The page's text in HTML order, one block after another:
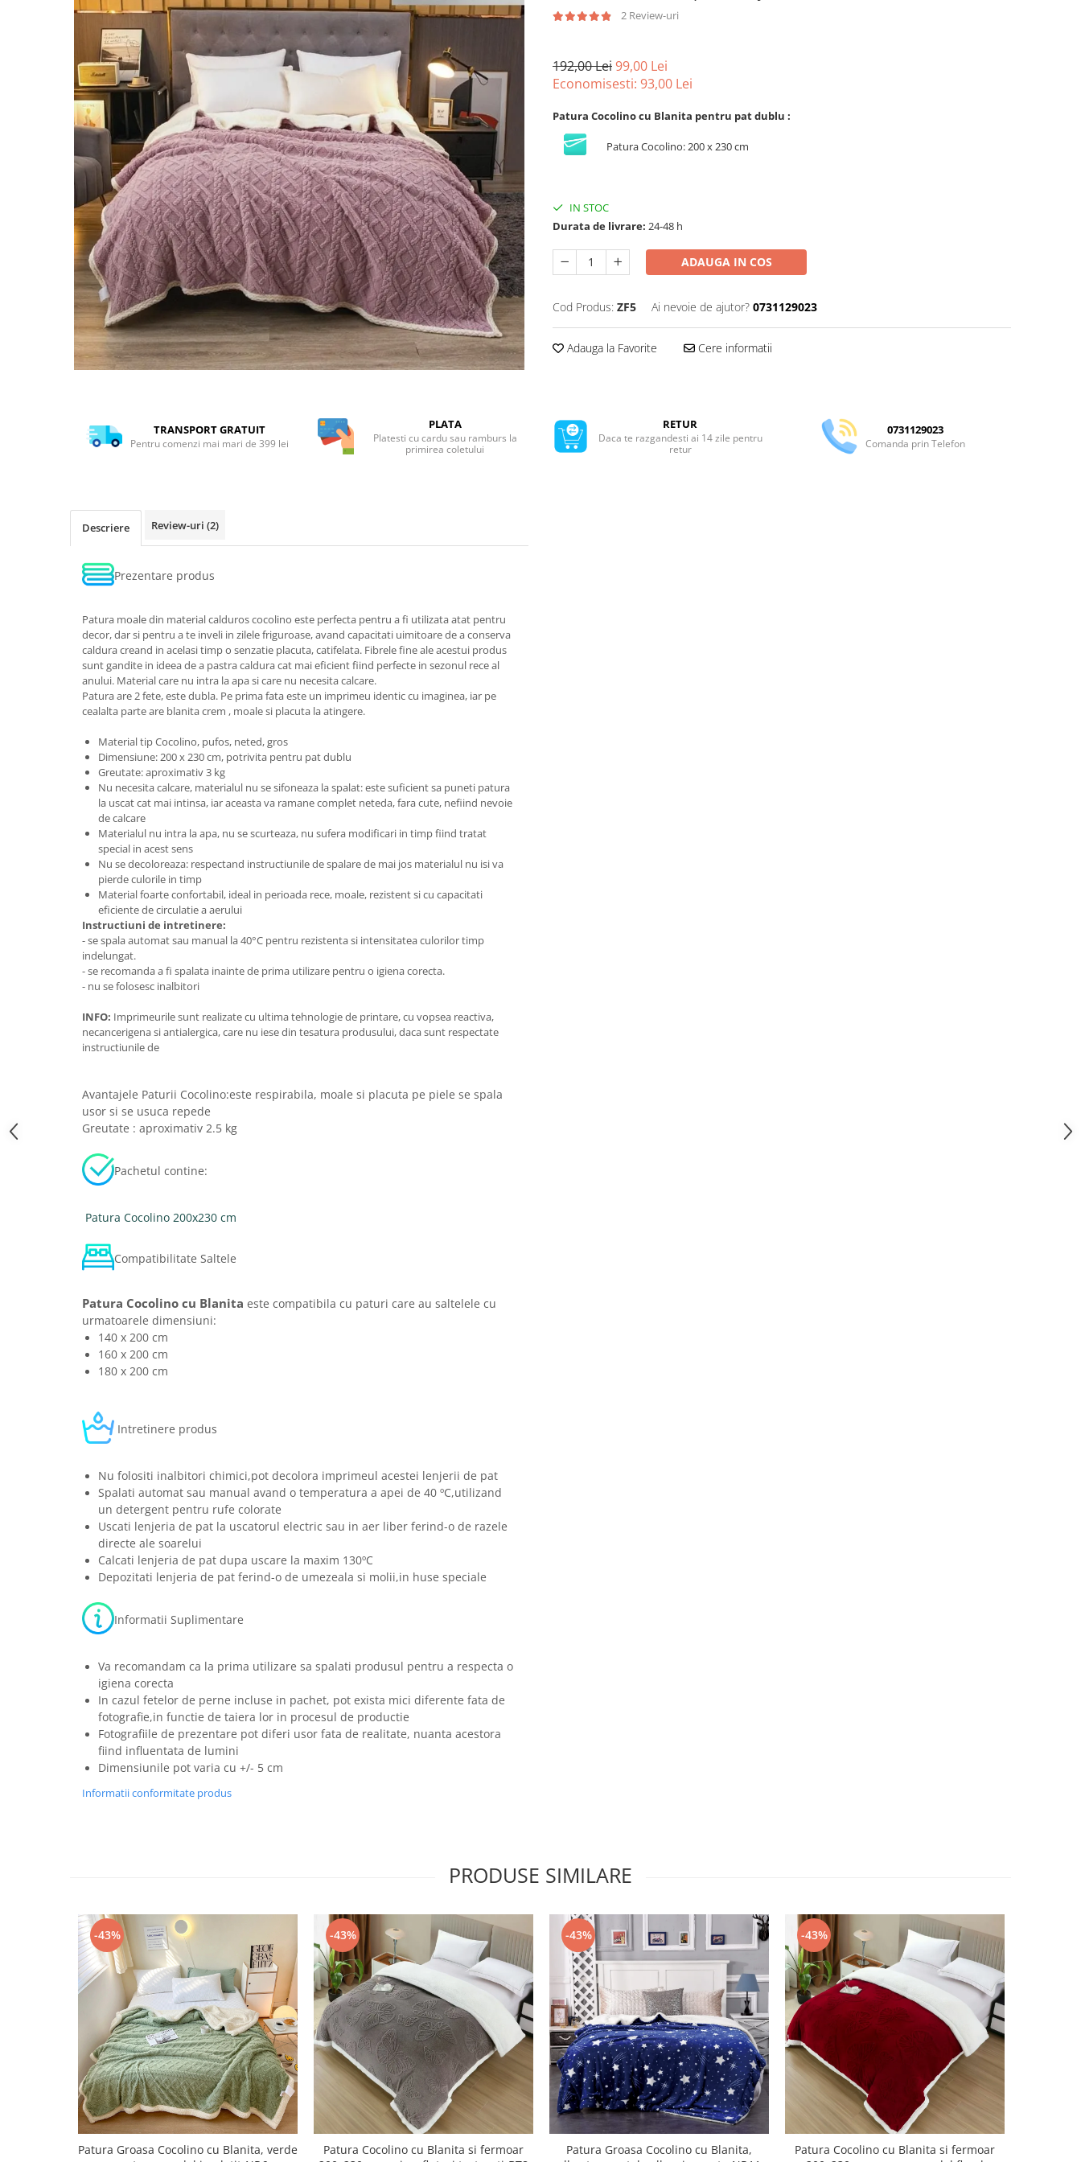
Lenjerii de pat Bumbac Poplin
Lenjerii de pat Catifea
Lenjerii de pat Damasc
Lenjerii de pat Finet + 2 Draperii
Lenjerii de pat Finet cu PLIURI
Lenjerii de pat finet Home
Lenjerii de pat Saten 4 piese cu
2 Review-uri
192,00 Lei99,00 Lei
Economisesti: 93,00 Lei
Patura Cocolino cu Blanita pentru pat dublu :
Patura Cocolino: 200 x 230 cm
IN STOC
Durata de livrare: 24-48 h
ADAUGA IN COS
Cod Produs: ZF5 Ai nevoie de ajutor? 0731129023
Adauga la Favorite Cere informatii
TRANSPORT GRATUIT
Pentru comenzi mai mari de 399 lei
PLATA
Platesti cu cardu sau ramburs la
primirea coletului
RETUR
Daca te razgandesti ai 14 zile pentru
retur
0731129023
Comanda prin Telefon
Descriere Review-uri (2)
Prezentare produs
Patura moale din material calduros cocolino este perfecta pentru a fi utilizata atat pentru
decor, dar si pentru a te inveli in zilele friguroase, avand capacitati uimitoare de a conserva
caldura creand in acelasi timp o senzatie placuta, catifelata. Fibrele fine ale acestui produs
sunt gandite in ideea de a pastra caldura cat mai eficient fiind perfecte in sezonul rece al
anului. Material care nu intra la apa si care nu necesita calcare.
Patura are 2 fete, este dubla. Pe prima fata este un imprimeu identic cu imaginea, iar pe
cealalta parte are blanita crem , moale si placuta la atingere.
Material tip Cocolino, pufos, neted, gros
Dimensiune: 200 x 230 cm, potrivita pentru pat dublu
Greutate: aproximativ 3 kg
Nu necesita calcare, materialul nu se sifoneaza la spalat: este suficient sa puneti patura
la uscat cat mai intinsa, iar aceasta va ramane complet neteda, fara cute, nefiind nevoie
de calcare
Materialul nu intra la apa, nu se scurteaza, nu sufera modificari in timp fiind tratat
special in acest sens
Nu se decoloreaza: respectand instructiunile de spalare de mai jos materialul nu isi va
pierde culorile in timp
Material foarte confortabil, ideal in perioada rece, moale, rezistent si cu capacitati
eficiente de circulatie a aerului
Instructiuni de intretinere:
- se spala automat sau manual la 40°C pentru rezistenta si intensitatea culorilor timp
indelungat.
- se recomanda a fi spalata inainte de prima utilizare pentru o igiena corecta.
- nu se folosesc inalbitori
INFO: Imprimeurile sunt realizate cu ultima tehnologie de printare, cu vopsea reactiva,
necancerigena si antialergica, care nu iese din tesatura produsului, daca sunt respectate
instructiunile de
Avantajele Paturii Cocolino:este respirabila, moale si placuta pe piele se spala
usor si se usuca repede
Greutate : aproximativ 2.5 kg
Pachetul contine:
Patura Cocolino 200x230 cm
Compatibilitate Saltele
Patura Cocolino cu Blanita este compatibila cu paturi care au saltelele cu
urmatoarele dimensiuni:
140 x 200 cm
160 x 200 cm
180 x 200 cm
Intretinere produs
Nu folositi inalbitori chimici,pot decolora imprimeul acestei lenjerii de pat
Spalati automat sau manual avand o temperatura a apei de 40 ºC,utilizand
un detergent pentru rufe colorate
Uscati lenjeria de pat la uscatorul electric sau in aer liber ferind-o de razele
directe ale soarelui
Calcati lenjeria de pat dupa uscare la maxim 130ºC
Depozitati lenjeria de pat ferind-o de umezeala si molii,in huse speciale
Informatii Suplimentare
Va recomandam ca la prima utilizare sa spalati produsul pentru a respecta o
igiena corecta
In cazul fetelor de perne incluse in pachet, pot exista mici diferente fata de
fotografie,in functie de taiera lor in procesul de productie
Fotografiile de prezentare pot diferi usor fata de realitate, nuanta acestora
fiind influentata de lumini
Dimensiunile pot varia cu +/- 5 cm
Informatii conformitate produs
PRODUSE SIMILARE
-43%
Patura Groasa Cocolino cu Blanita, verde
-43%
Patura Cocolino cu Blanita si fermoar
-43%
Patura Groasa Cocolino cu Blanita,
-43%
Patura Cocolino cu Blanita si fermoar